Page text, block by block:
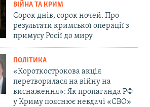
ВІЙНА ТА КРИМ
Сорок днів, сорок ночей. Про
результати кримської операції з
примусу Росії до миру
ПОЛІТИКА
«Короткострокова акція
перетворилася на війну на
виснаження»: Як пропаганда РФ
у Криму пояснює невдачі «СВО»